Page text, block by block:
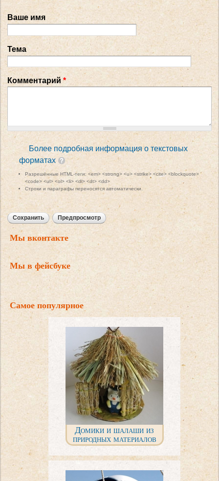
Мы вконтакте
Мы в фейсбуке
Самое популярное
Домики и шалаши из
природных материалов
Ваше имя
Тема
Комментарий *
Более подробная информация о текстовых
форматах
Разрешённые HTML-теги: <em> <strong> <u> <strike> <cite> <blockquote>
<code> <ul> <ol> <li> <dl> <dt> <dd>
Строки и параграфы переносятся автоматически.